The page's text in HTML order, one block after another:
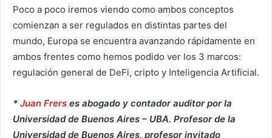
Poco a poco iremos viendo como ambos conceptos
comienzan a ser regulados en distintas partes del
mundo, Europa se encuentra avanzando rápidamente en
ambos frentes como hemos podido ver los 3 marcos:
regulación general de DeFi, cripto y Inteligencia Artificial.
* Juan Frers es abogado y contador auditor por la
Universidad de Buenos Aires – UBA. Profesor de la
Universidad de Buenos Aires, profesor invitado